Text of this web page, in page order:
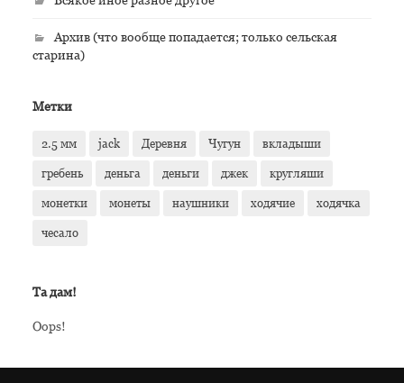
Архив (что вообще попадается; только сельская
старина)
Метки
2.5 мм jack Деревня Чугун вкладыши
гребень деньга деньги джек кругляши
монетки монеты наушники ходячие ходячка
чесало
Та дам!
Oops!